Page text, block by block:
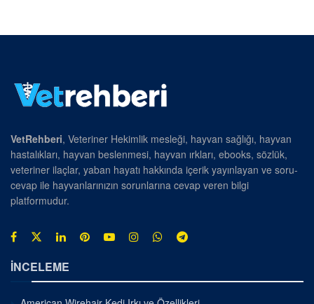
VetRehberi, Veteriner Hekimlik mesleği, hayvan sağlığı, hayvan
hastalıkları, hayvan beslenmesi, hayvan ırkları, ebooks, sözlük,
veteriner ilaçlar, yaban hayatı hakkında içerik yayınlayan ve soru-
cevap ile hayvanlarınızın sorunlarına cevap veren bilgi
platformudur.
İNCELEME